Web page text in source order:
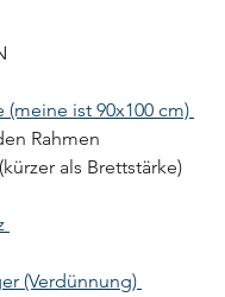
ist 90x100 cm)
Rahmen
als Brettstärke)
(Verdünnung)